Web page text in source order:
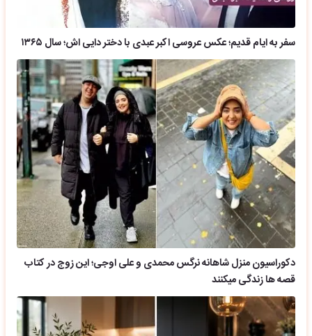
سفر به ایام قدیم؛ عکس عروسی اکبر عبدی با دختر دایی اش؛ سال ۱۳۶۵
دکوراسیون منزل شاهانه نرگس محمدی و علی اوجی؛ این زوج در کتاب
قصه ها زندگی میکنند